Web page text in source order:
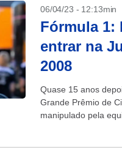
06/04/23 - 12:13min
Fórmula 1:
entrar na
2008
Quase 15 anos
Grande Prêmio de
manipulado pela